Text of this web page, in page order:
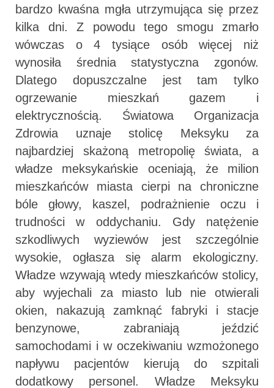
bardzo kwaśna mgła utrzymująca się przez
kilka dni. Z powodu tego smogu zmarło
wówczas o 4 tysiące osób więcej niż
wynosiła średnia statystyczna zgonów.
Dlatego dopuszczalne jest tam tylko
ogrzewanie mieszkań gazem i
elektrycznością. Światowa Organizacja
Zdrowia uznaje stolicę Meksyku za
najbardziej skażoną metropolię świata, a
władze meksykańskie oceniają, że milion
mieszkańców miasta cierpi na chroniczne
bóle głowy, kaszel, podrażnienie oczu i
trudności w oddychaniu. Gdy natężenie
szkodliwych wyziewów jest szczególnie
wysokie, ogłasza się alarm ekologiczny.
Władze wzywają wtedy mieszkańców stolicy,
aby wyjechali za miasto lub nie otwierali
okien, nakazują zamknąć fabryki i stacje
benzynowe, zabraniają jeździć
samochodami i w oczekiwaniu wzmożonego
napływu pacjentów kierują do szpitali
dodatkowy personel. Władze Meksyku